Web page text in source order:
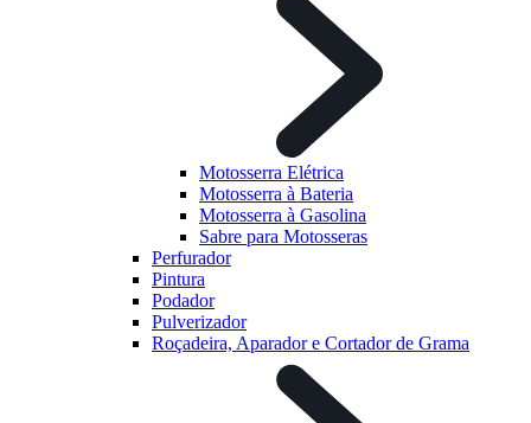
Motosserra Elétrica
Motosserra à Bateria
Motosserra à Gasolina
Sabre para Motosseras
Perfurador
Pintura
Podador
Pulverizador
Roçadeira, Aparador e Cortador de Grama